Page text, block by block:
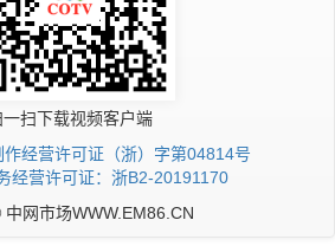
一扫下载视频客户端
作经营许可证（浙）字第04814号
经营许可证：浙B2-20191170
网市场WWW.EM86.CN